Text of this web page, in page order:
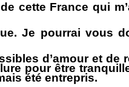
cette France qui
Je pourrai vous
d’amour et de
pour être
été entrepris.